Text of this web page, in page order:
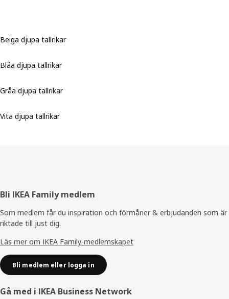
Beiga djupa tallrikar
Blåa djupa tallrikar
Gråa djupa tallrikar
Vita djupa tallrikar
Sidfot
Bli IKEA Family medlem
Som medlem får du inspiration och förmåner & erbjudanden som är
riktade till just dig.
Läs mer om IKEA Family-medlemskapet
Bli medlem eller logga in
Gå med i IKEA Business Network